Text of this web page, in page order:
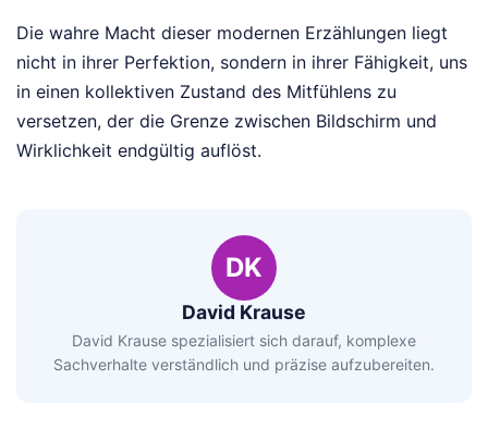
Die wahre Macht dieser modernen Erzählungen liegt
nicht in ihrer Perfektion, sondern in ihrer Fähigkeit, uns
in einen kollektiven Zustand des Mitfühlens zu
versetzen, der die Grenze zwischen Bildschirm und
Wirklichkeit endgültig auflöst.
DK
David Krause
David Krause spezialisiert sich darauf, komplexe
Sachverhalte verständlich und präzise aufzubereiten.